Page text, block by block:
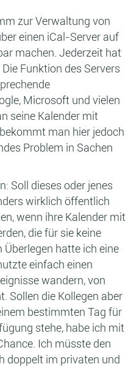
zur Verwaltung von
einen iCal-Server auf
machen. Jederzeit hat
Funktion des Servers
Microsoft und vielen
seine Kalender mit
man hier jedoch
Problem in Sachen
Soll dieses oder jenes
wirklich öffentlich
wenn ihre Kalender mit
die für sie keine
Überlegen hatte ich eine
einfach einen
wandern, von
Sollen die Kollegen aber
bestimmten Tag für
stehe, habe ich mit
Ich müsste den
doppelt im privaten und